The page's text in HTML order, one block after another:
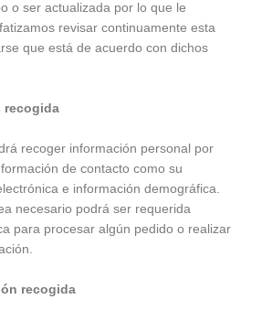
o ser actualizada por lo que le
revisar continuamente esta
que está de acuerdo con dichos
recogida
recoger información personal por
de contacto como su
e información demográfica.
necesario podrá ser requerida
para procesar algún pedido o realizar
recogida